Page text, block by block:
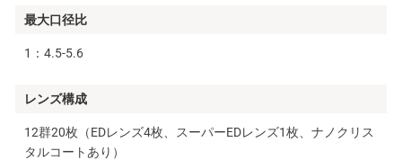
最大口径比
1：4.5-5.6
レンズ構成
12群20枚（EDレンズ4枚、スーパーEDレンズ1枚、ナノクリス
タルコートあり）